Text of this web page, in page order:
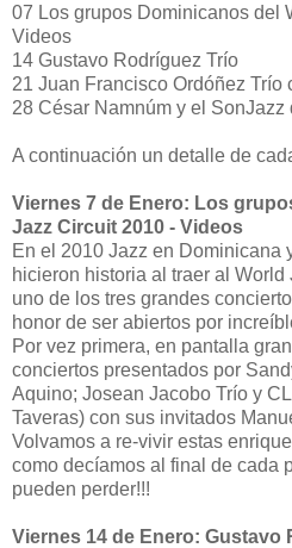
07 Los grupos Dominicanos del
Videos
14 Gustavo Rodríguez Trío
21 Juan Francisco Ordóñez Trío
28 César Namnúm y el SonJazz
A continuación un detalle de
Viernes 7 de Enero: Los
Jazz Circuit 2010 - Videos
En el 2010 Jazz en Dominicana
hicieron historia al traer al
uno de los tres grandes
honor de ser abiertos por
Por vez primera, en pantalla
conciertos presentados por
Aquino; Josean Jacobo Trío y
Taveras) con sus invitados
Volvamos a re-vivir estas
como decíamos al final de cada
pueden perder!!!
Viernes 14 de Enero: Gustavo